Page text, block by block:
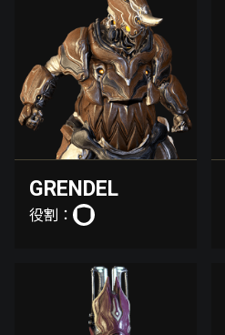
GRENDEL
役割：